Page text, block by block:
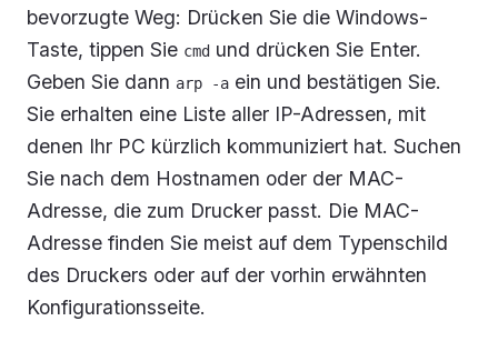
bevorzugte Weg: Drücken Sie die Windows-
Taste, tippen Sie cmd und drücken Sie Enter.
Geben Sie dann arp -a ein und bestätigen Sie.
Sie erhalten eine Liste aller IP-Adressen, mit
denen Ihr PC kürzlich kommuniziert hat. Suchen
Sie nach dem Hostnamen oder der MAC-
Adresse, die zum Drucker passt. Die MAC-
Adresse finden Sie meist auf dem Typenschild
des Druckers oder auf der vorhin erwähnten
Konfigurationsseite.